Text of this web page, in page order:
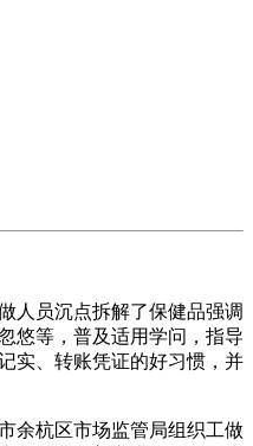
员沉点拆解了保健品强调
悠等，普及适用学问，指导
实、转账凭证的好习惯，并
杭区市场监管局组织工做